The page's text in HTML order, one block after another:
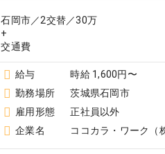
石岡市／2交替／30万
+
給与
時給 1,600円〜
勤務場所
茨城県石岡市
雇用形態
正社員以外
企業名
ココカラ・ワーク（